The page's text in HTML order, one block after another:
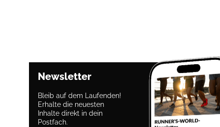
Newsletter
Bleib auf dem Laufenden!
Erhalte die neuesten
Inhalte direkt in dein
Postfach.